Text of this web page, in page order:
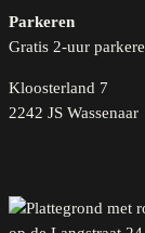
Parkeren
Gratis 2-uur
Kloosterland 7
2242 JS Wassenaar